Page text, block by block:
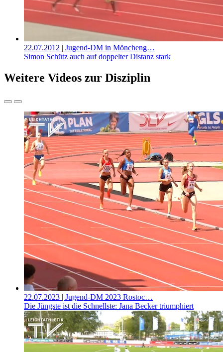
22.07.2012 | Jugend-DM in Möncheng…
Simon Schütz auch auf doppelter Distanz stark
Weitere Videos zur Disziplin
22.07.2023 | Jugend-DM 2023 Rostoc…
Die Jüngste ist die Schnellste: Jana Becker triumphiert